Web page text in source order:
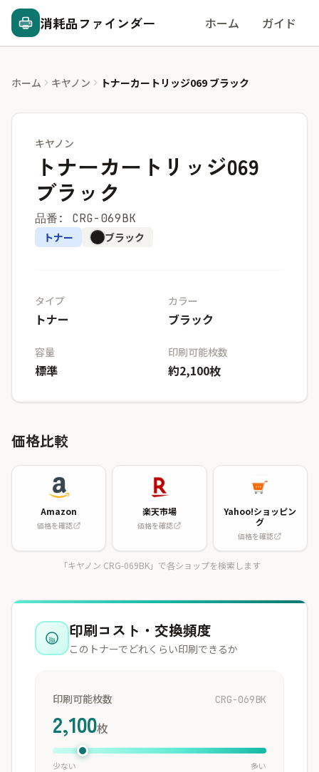
消耗品ファインダー ホーム ガイド
ホーム キヤノン トナーカートリッジ069 ブラック
キヤノン
トナーカートリッジ069
ブラック
品番: CRG-069BK
トナー ブラック
タイプ
トナー
カラー
ブラック
容量
標準
印刷可能枚数
約2,100枚
価格比較
Amazon
価格を確認
楽天市場
価格を確認
Yahoo!ショッピン
グ
価格を確認
「キヤノン CRG-069BK」で各ショップを検索します
印刷コスト・交換頻度
このトナーでどれくらい印刷できるか
印刷可能枚数
2,100枚
CRG-069BK
少ない 多い